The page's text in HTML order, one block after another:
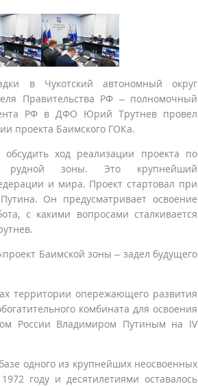
в Чукотский автономный округ
Правительства РФ – полномочный
РФ в ДФО Юрий Трутнев провел
проекта Баимского ГОКа.
ход реализации проекта по
рудной зоны. Это крупнейший
и мира. Проект стартовал при
Он предусматривает освоение
с какими вопросами сталкивается
Баимской зоны – задел будущего
территории опережающего развития
комбината для освоения
России Владимиром Путиным на IV
одного из крупнейших неосвоенных
году и десятилетиями оставалось